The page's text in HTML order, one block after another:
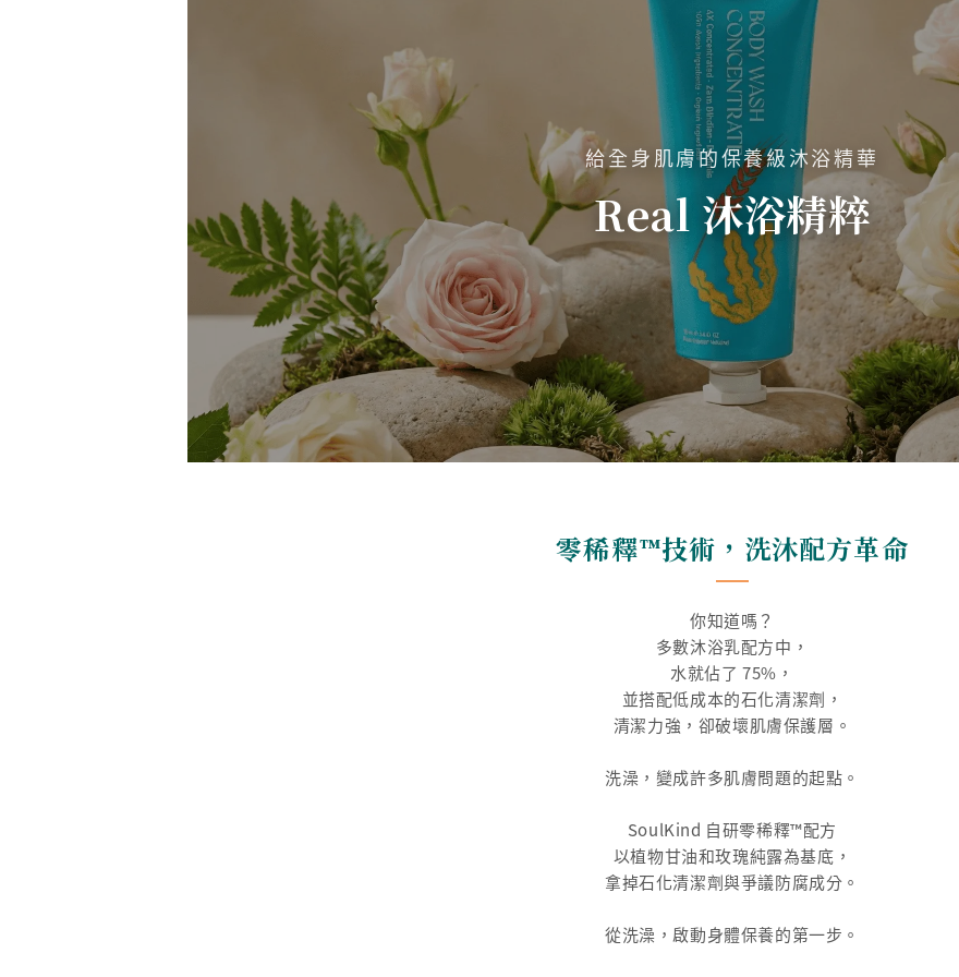
給全身肌膚的保養級沐浴精華
Real 沐浴精粹
零稀釋™技術，洗沐配方革命
你知道嗎？
多數沐浴乳配方中，
水就佔了 75%，
並搭配低成本的石化清潔劑，
清潔力強，卻破壞肌膚保護層。
洗澡，變成許多肌膚問題的起點。
SoulKind 自研零稀釋™配方
以植物甘油和玫瑰純露為基底，
拿掉石化清潔劑與爭議防腐成分。
從洗澡，啟動身體保養的第一步。